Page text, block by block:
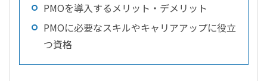
PMOを導入するメリット・デメリット
PMOに必要なスキルやキャリアアップに役立
つ資格